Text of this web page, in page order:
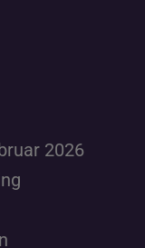
2026